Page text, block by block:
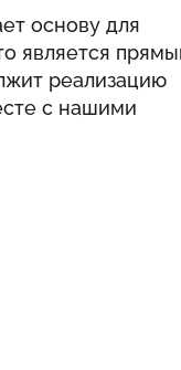
основу для
является
реализацию
с нашими